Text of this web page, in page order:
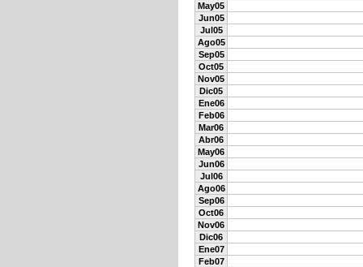
May05
Jun05
Jul05
Ago05
Sep05
Oct05
Nov05
Dic05
Ene06
Feb06
Mar06
Abr06
May06
Jun06
Jul06
Ago06
Sep06
Oct06
Nov06
Dic06
Ene07
Feb07